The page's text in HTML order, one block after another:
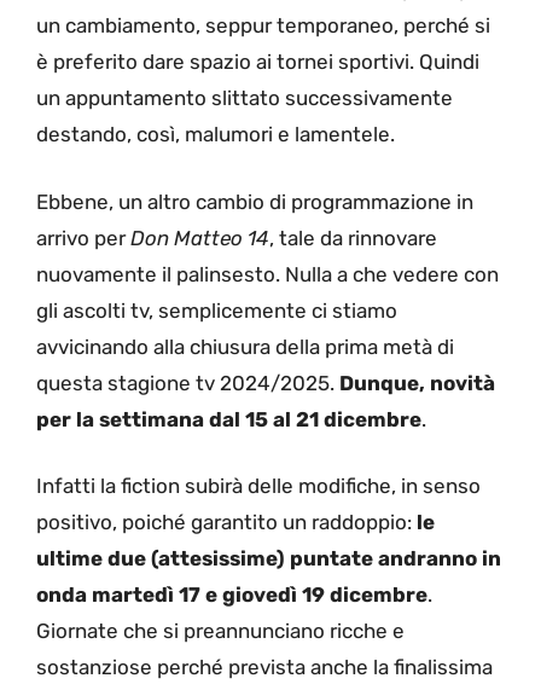
un cambiamento, seppur temporaneo, perché si
è preferito dare spazio ai tornei sportivi. Quindi
un appuntamento slittato successivamente
destando, così, malumori e lamentele.
Ebbene, un altro cambio di programmazione in
arrivo perDon Matteo 14, tale da rinnovare
nuovamente il palinsesto. Nulla a che vedere con
gli ascolti tv, semplicemente ci stiamo
avvicinando alla chiusura della prima metà di
questa stagione tv 2024/2025. Dunque, novità
per la settimana dal 15 al 21 dicembre.
Infatti la fiction subirà delle modifiche, in senso
positivo, poiché garantito un raddoppio: le
ultime due (attesissime) puntate andranno in
onda martedì 17 e giovedì 19 dicembre.
Giornate che si preannunciano ricche e
sostanziose perché prevista anche la finalissima